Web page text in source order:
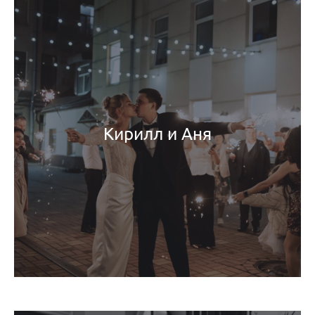
Кирилл и Аня